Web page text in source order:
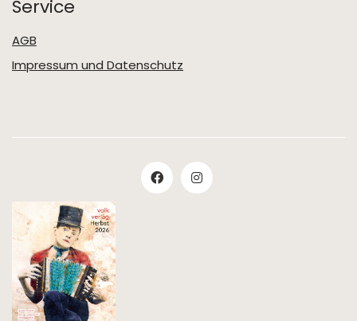
Service
AGB
Impressum und Datenschutz